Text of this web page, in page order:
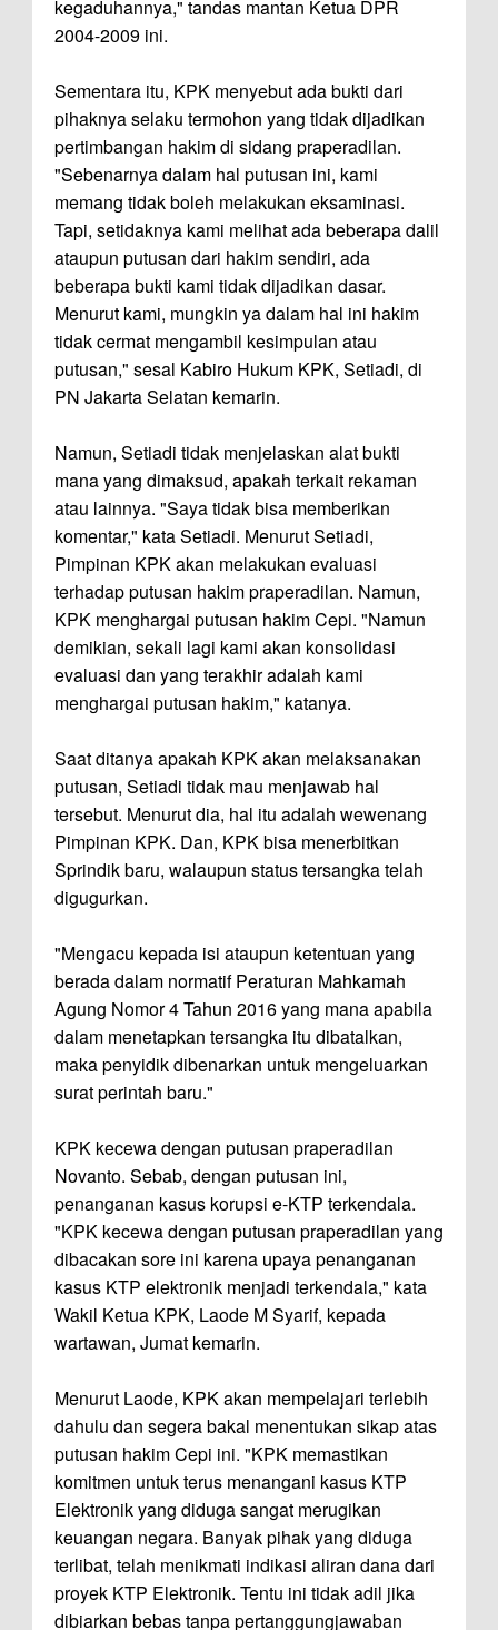
kegaduhannya," tandas mantan Ketua DPR
2004-2009 ini.
Sementara itu, KPK menyebut ada bukti dari
pihaknya selaku termohon yang tidak dijadikan
pertimbangan hakim di sidang praperadilan.
"Sebenarnya dalam hal putusan ini, kami
memang tidak boleh melakukan eksaminasi.
Tapi, setidaknya kami melihat ada beberapa dalil
ataupun putusan dari hakim sendiri, ada
beberapa bukti kami tidak dijadikan dasar.
Menurut kami, mungkin ya dalam hal ini hakim
tidak cermat mengambil kesimpulan atau
putusan," sesal Kabiro Hukum KPK, Setiadi, di
PN Jakarta Selatan kemarin.
Namun, Setiadi tidak menjelaskan alat bukti
mana yang dimaksud, apakah terkait rekaman
atau lainnya. "Saya tidak bisa memberikan
komentar," kata Setiadi. Menurut Setiadi,
Pimpinan KPK akan melakukan evaluasi
terhadap putusan hakim praperadilan. Namun,
KPK menghargai putusan hakim Cepi. "Namun
demikian, sekali lagi kami akan konsolidasi
evaluasi dan yang terakhir adalah kami
menghargai putusan hakim," katanya.
Saat ditanya apakah KPK akan melaksanakan
putusan, Setiadi tidak mau menjawab hal
tersebut. Menurut dia, hal itu adalah wewenang
Pimpinan KPK. Dan, KPK bisa menerbitkan
Sprindik baru, walaupun status tersangka telah
digugurkan.
"Mengacu kepada isi ataupun ketentuan yang
berada dalam normatif Peraturan Mahkamah
Agung Nomor 4 Tahun 2016 yang mana apabila
dalam menetapkan tersangka itu dibatalkan,
maka penyidik dibenarkan untuk mengeluarkan
surat perintah baru."
KPK kecewa dengan putusan praperadilan
Novanto. Sebab, dengan putusan ini,
penanganan kasus korupsi e-KTP terkendala.
"KPK kecewa dengan putusan praperadilan yang
dibacakan sore ini karena upaya penanganan
kasus KTP elektronik menjadi terkendala," kata
Wakil Ketua KPK, Laode M Syarif, kepada
wartawan, Jumat kemarin.
Menurut Laode, KPK akan mempelajari terlebih
dahulu dan segera bakal menentukan sikap atas
putusan hakim Cepi ini. "KPK memastikan
komitmen untuk terus menangani kasus KTP
Elektronik yang diduga sangat merugikan
keuangan negara. Banyak pihak yang diduga
terlibat, telah menikmati indikasi aliran dana dari
proyek KTP Elektronik. Tentu ini tidak adil jika
dibiarkan bebas tanpa pertanggungjawaban